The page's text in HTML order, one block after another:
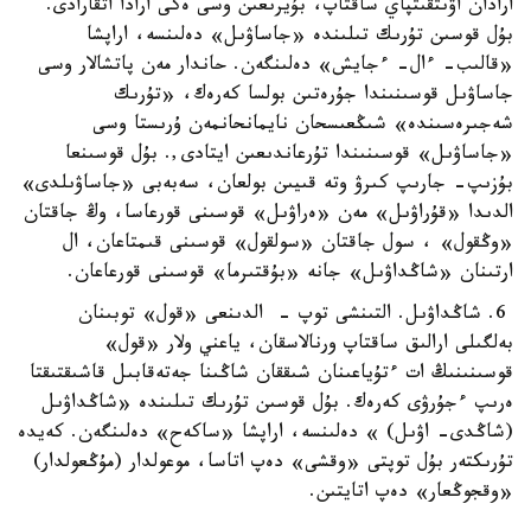
ارادان اۋىتقىتپاي ساقتاپ، بۇيرىعىن وسى ەكى ارادا اتقارادى.
بۇل قوسىن تۇرىك تىلىندە «جاساۋىل» دەلىنسە، اراپشا
«قالىب- ءال- ءجايش» دەلىنگەن. حاندار مەن پاتشالار وسى
جاساۋىل قوسىنىندا جۇرەتىن بولسا كەرەك، «تۇرىك
شەجىرەسىندە» شىڭعىسحان نايمانحانمەن ۇرىستا وسى
«جاساۋىل» قوسىنىندا تۇرعاندىعىن ايتادى,. بۇل قوسىنعا
بۇزىپ- جارىپ كىرۋ وتە قىيىن بولعان، سەبەبى «جاساۋىلدى»
الدىدا «قۇراۋىل» مەن «ەراۋىل» قوسىنى قورعاسا، وڭ جاقتان
«وڭقول» ، سول جاقتان «سولقول» قوسىنى قىمتاعان، ال
ارتىنان «شاڭداۋىل» جانە «بۇقتىرما» قوسىنى قورعاعان.
6. شاڭداۋىل. التىنشى توپ - الدىنعى «قول» توبىنان
بەلگىلى ارالىق ساقتاپ ورنالاسقان، ياعني ولار «قول»
قوسىنىنىڭ ات ءتۇياعىنان شىققان شاڭىنا جەتەقابىل قاشىقتىقتا
ەرىپ ءجۇرۋى كەرەك. بۇل قوسىن تۇرىك تىلىندە «شاڭداۋىل
(شاڭدى- اۋىل) » دەلىنسە، اراپشا «ساكەح» دەلىنگەن. كەيدە
تۇرىكتەر بۇل توپتى «وقشى» دەپ اتاسا، موعولدار (مۇڭعولدار)
«وقجوڭعار» دەپ اتايتىن.